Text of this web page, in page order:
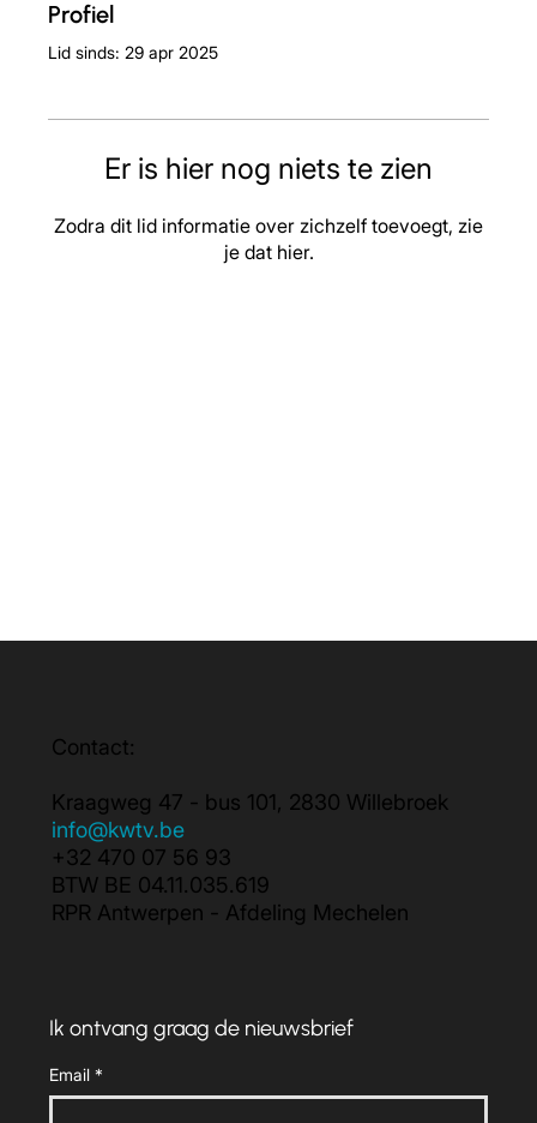
Profiel
Lid sinds: 29 apr 2025
Er is hier nog niets te zien
Zodra dit lid informatie over zichzelf toevoegt, zie
je dat hier.
Ik ontvang graag de nieuwsbrief
Email *
Contact:
Kraagweg 47 - bus 101, 2830 Willebroek
info@kwtv.be
+32 470 07 56 93
BTW BE 04.11.035.619
RPR Antwerpen - Afdeling Mechelen